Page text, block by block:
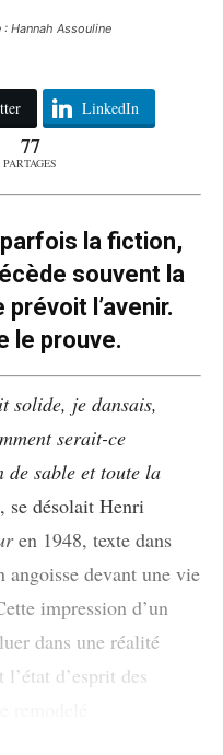
Hannah Assouline
LinkedIn
77
PARTAGES
la fiction,
souvent la
l’avenir.
le prouve.
solide, je dansais,
serait-ce
de sable et toute la
, se désolait Henri
en 1948, texte dans
devant une vie
impression d’un
dans une réalité
d’esprit des